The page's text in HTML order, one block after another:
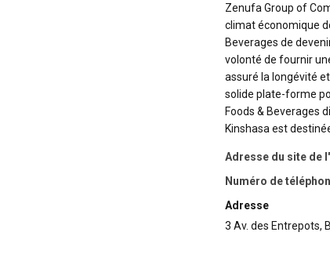
Zenufa Group of
climat économique
Beverages de
volonté de fournir
assuré la longévité
solide plate-forme
Foods & Beverages
Kinshasa est
Adresse du site de
Numéro de
Adresse
3 Av. des Entrepots,